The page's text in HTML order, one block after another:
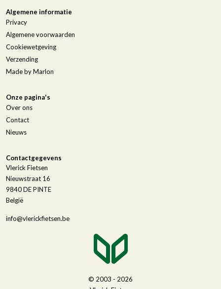
Algemene informatie
Privacy
Algemene voorwaarden
Cookiewetgeving
Verzending
Made by Marlon
Onze pagina's
Over ons
Contact
Nieuws
Contactgegevens
Vlerick Fietsen
Nieuwstraat 16
9840DE PINTE
België
info@vlerickfietsen.be
© 2003 - 2026